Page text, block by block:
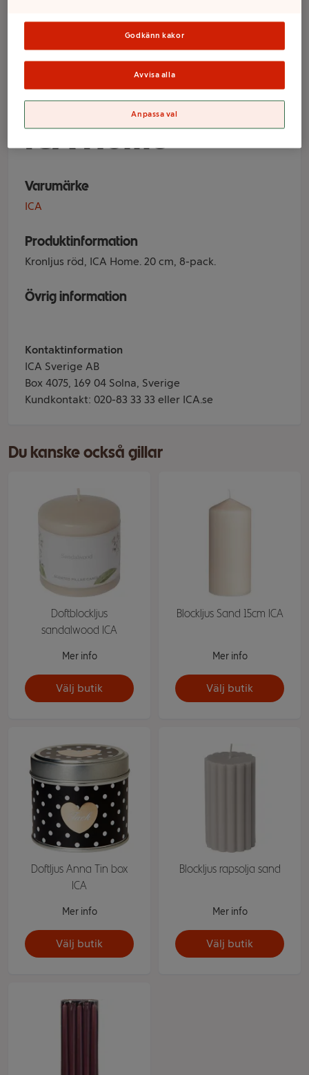
Kronljus Röd 8-p
ICA Home
Varumärke
ICA
Produktinformation
Kronljus röd, ICA Home. 20 cm, 8-pack.
Övrig information
Kontaktinformation
ICA Sverige AB
Box 4075, 169 04 Solna, Sverige
Kundkontakt: 020-83 33 33 eller ICA.se
Sortimentet kan variera mellan butikerna
Du kanske också gillar
Doftblockljus
sandalwood ICA
Mer info
Välj butik
Blockljus Sand 15cm ICA
Mer info
Välj butik
Doftljus Anna Tin box
ICA
Mer info
Välj butik
Blockljus rapsolja sand
Mer info
Välj butik
Godkänn kakor
Avvisa alla
Anpassa val